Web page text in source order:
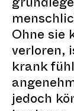
Ohne sie
verloren,
krank
jedoch